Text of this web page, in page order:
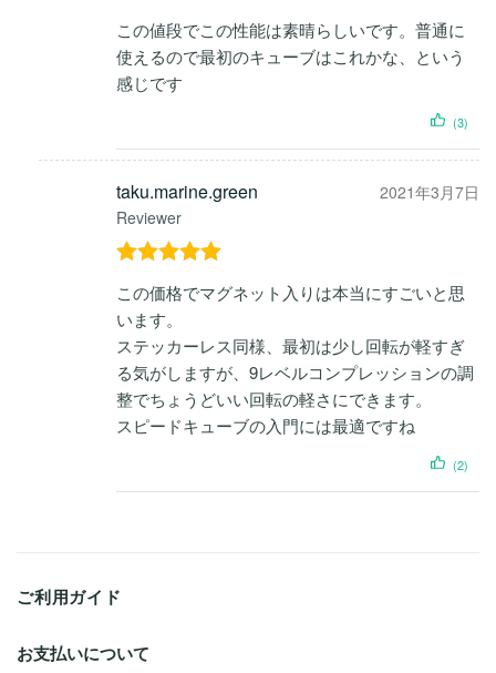
の評価
この値段でこの性能は素晴らしいです。普通に
使えるので最初のキューブはこれかな、という
感じです
(3)
taku.marine.green
Reviewer
2021年3月7日
5段階中
評価
この価格でマグネット入りは本当にすごいと思
います。
ステッカーレス同様、最初は少し回転が軽すぎ
る気がしますが、9レベルコンプレッションの調
整でちょうどいい回転の軽さにできます。
スピードキューブの入門には最適ですね
(2)
ご利用ガイド
お支払いについて